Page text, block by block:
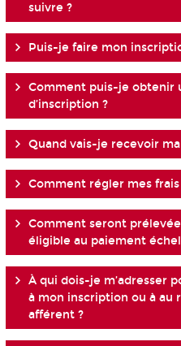
suivre ?
Puis-je faire mon
Comment puis-je obtenir
d’inscription ?
Quand vais-je recevoir ma
Comment régler mes frais
Comment seront
éligible au paiement
À qui dois-je m’adresser
à mon inscription ou à au
afférent ?